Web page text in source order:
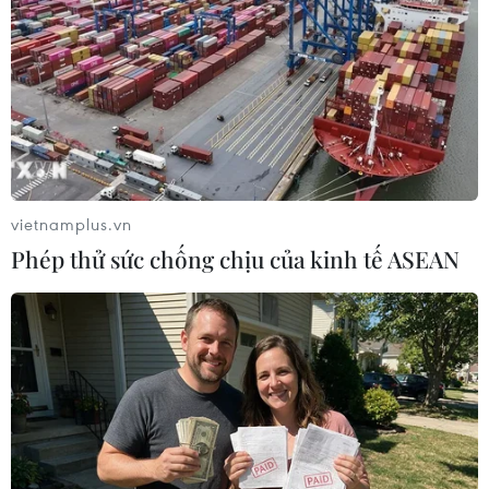
Theo dõi VietnamPlus
TIN LIÊN QUAN
vietnamplus.vn
Phép thử sức chống chịu của kinh tế ASEAN